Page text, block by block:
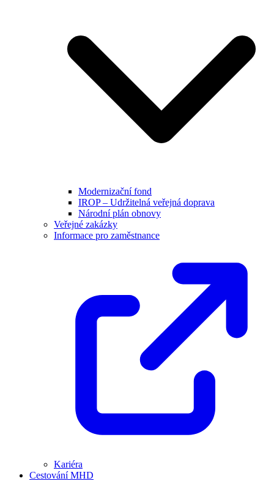
Modernizační fond
IROP – Udržitelná veřejná doprava
Národní plán obnovy
Veřejné zakázky
Informace pro zaměstnance
Kariéra
Cestování MHD